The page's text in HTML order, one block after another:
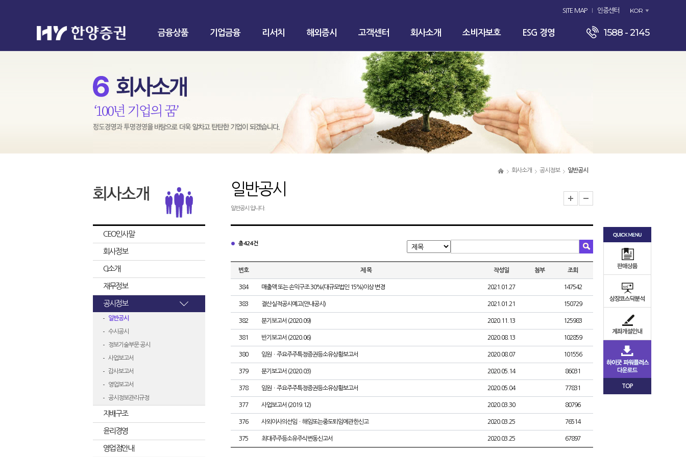
SITE MAP 인증센터 KOR
금융상품 기업금융 리서치 해외증시 고객센터 회사소개 소비자보호 ESG 경영 1588 - 2145
회사소개 공시정보 일반공시
CEO인사말
회사정보
CI소개
재무정보
공시정보
일반공시
수시공시
정보기술부문 공시
사업보고서
감사보고서
영업보고서
공시정보관리규정
지배구조
윤리경영
영업점안내
일반공시
일반공시 입니다.
총 424건
번호 제 목 작성일 첨부 조회
384 매출액 또는 손익구조 30%(대규모법인 15%)이상 변경 2021.01.27 147542
383 결산실적공시예고(안내공시) 2021.01.21 150729
382 분기보고서 (2020.09) 2020.11.13 125983
381 반기보고서 (2020.06) 2020.08.13 102859
380 임원ㆍ주요주주특정증권등소유상황보고서 2020.08.07 101556
379 분기보고서 (2020.03) 2020.05.14 86031
378 임원ㆍ주요주주특정증권등소유상황보고서 2020.05.04 77831
377 사업보고서 (2019.12) 2020.03.30 80796
376 사외이사의선임ㆍ해임또는중도퇴임에관한신고 2020.03.25 76514
375 최대주주등소유주식변동신고서 2020.03.25 67897
TOP